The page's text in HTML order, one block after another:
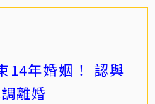
14年婚姻！ 認與
離婚